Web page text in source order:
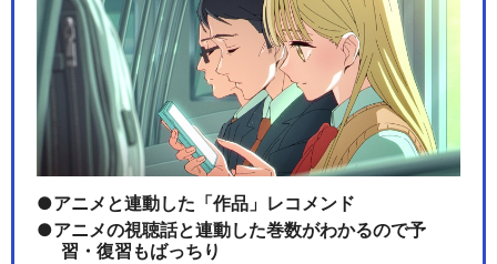
乱篇
銀魂オンシアター2D かぶき町
四天王篇
アニメと連動した「作品」レコメンド
アニメの視聴話と連動した巻数がわかるので予
習・復習もばっちり